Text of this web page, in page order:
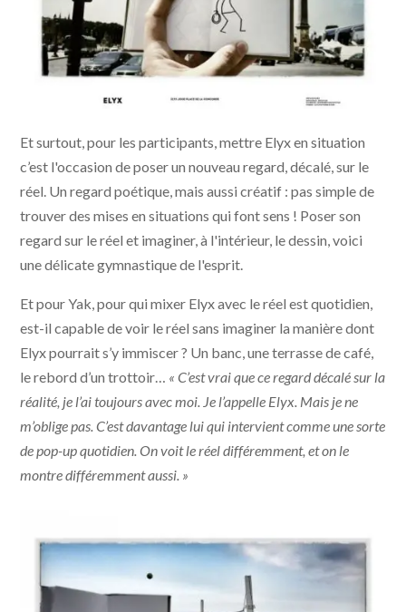
Et surtout, pour les participants, mettre Elyx en situation
c’est l'occasion de poser un nouveau regard, décalé, sur le
réel. Un regard poétique, mais aussi créatif : pas simple de
trouver des mises en situations qui font sens ! Poser son
regard sur le réel et imaginer, à l'intérieur, le dessin, voici
une délicate gymnastique de l'esprit.
Et pour Yak, pour qui mixer Elyx avec le réel est quotidien,
est-il capable de voir le réel sans imaginer la manière dont
Elyx pourrait s’y immiscer ? Un banc, une terrasse de café,
le rebord d’un trottoir… « C’est vrai que ce regard décalé sur la
réalité, je l’ai toujours avec moi. Je l’appelle Elyx. Mais je ne
m’oblige pas. C’est davantage lui qui intervient comme une sorte
de pop-up quotidien. On voit le réel différemment, et on le
montre différemment aussi. »